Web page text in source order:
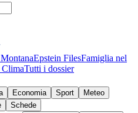
Epstein FilesFamiglia nel
ClimaTutti i dossier
Economia Sport
Meteo
Schede